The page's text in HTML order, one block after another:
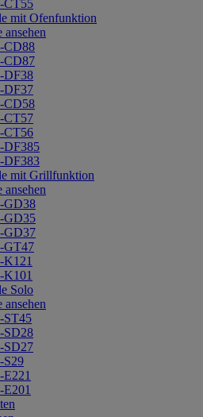
CT55
mit Ofenfunktion
ansehen
CD88
CD87
DF38
DF37
CD58
CT57
CT56
DF385
DF383
mit Grillfunktion
ansehen
GD38
GD35
GD37
GT47
Solo
ansehen
ST45
SD28
SD27